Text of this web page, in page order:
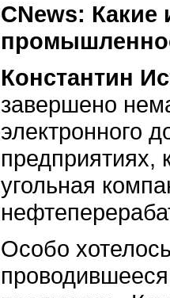
CNews: Какие
Константин
завершено
электронного
предприятиях,
угольная
Особо